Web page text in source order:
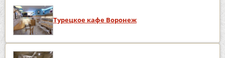
Турецкое кафе Воронеж